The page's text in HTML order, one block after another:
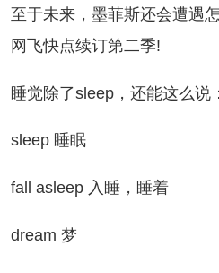
未来，墨菲斯还会遭遇怎
网飞快点续订第二季!
除了sleep，还能这么说：
睡眠
asleep 入睡，睡着
梦